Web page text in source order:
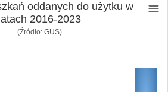
oddanych do użytku w
latach 2016-2023
(Źródło: GUS)